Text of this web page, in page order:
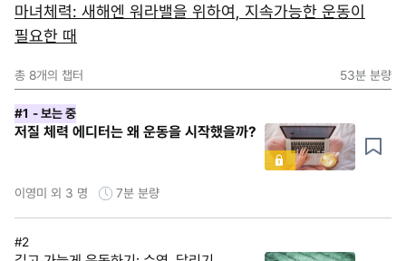
마녀체력: 새해엔 워라밸을 위하여, 지속가능한 운동이
필요한 때
총 8개의 챕터 53분 분량
#1 - 보는 중
저질 체력 에디터는 왜 운동을 시작했을까?
이영미 외 3 명 7분 분량
#2